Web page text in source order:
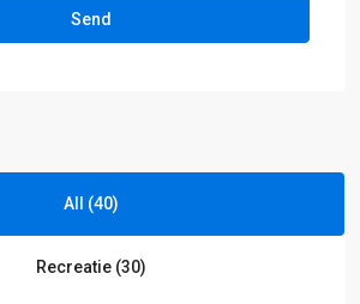
All (40)
Recreatie (30)